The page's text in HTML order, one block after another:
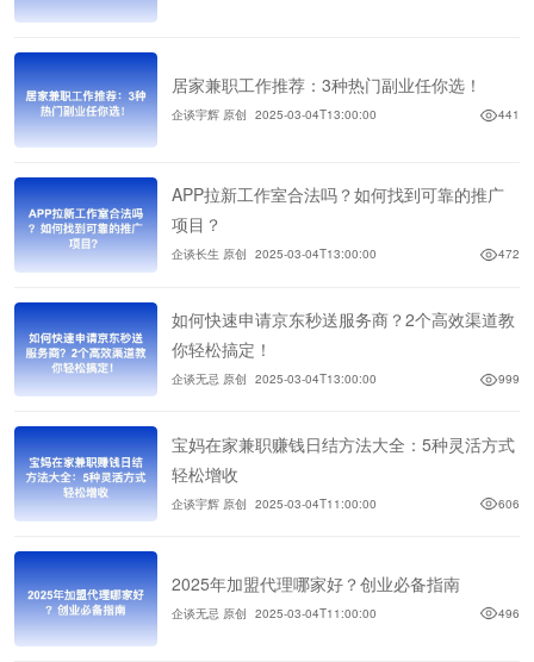
居家兼职工作推荐：3种热门副业任你选！
企谈宇辉 原创 2025-03-04T13:00:00 441
APP拉新工作室合法吗？如何找到可靠的推广
项目？
企谈长生 原创 2025-03-04T13:00:00 472
如何快速申请京东秒送服务商？2个高效渠道教
你轻松搞定！
企谈无忌 原创 2025-03-04T13:00:00 999
宝妈在家兼职赚钱日结方法大全：5种灵活方式
轻松增收
企谈宇辉 原创 2025-03-04T11:00:00 606
2025年加盟代理哪家好？创业必备指南
企谈无忌 原创 2025-03-04T11:00:00 496